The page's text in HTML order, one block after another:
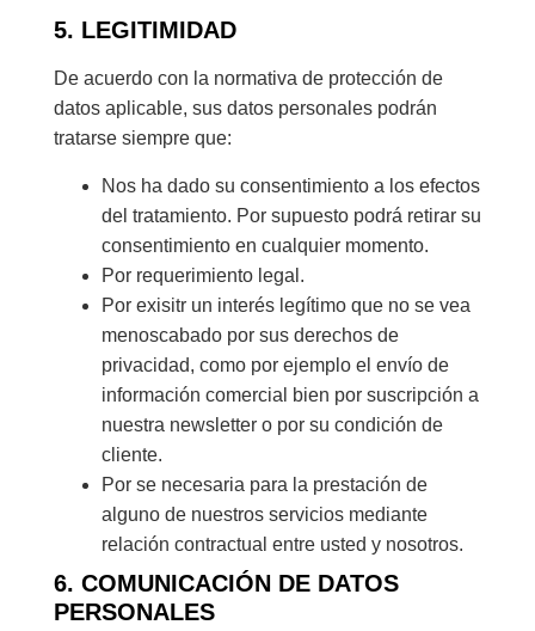
5. LEGITIMIDAD
De acuerdo con la normativa de protección de
datos aplicable, sus datos personales podrán
tratarse siempre que:
Nos ha dado su consentimiento a los efectos
del tratamiento. Por supuesto podrá retirar su
consentimiento en cualquier momento.
Por requerimiento legal.
Por exisitr un interés legítimo que no se vea
menoscabado por sus derechos de
privacidad, como por ejemplo el envío de
información comercial bien por suscripción a
nuestra newsletter o por su condición de
cliente.
Por se necesaria para la prestación de
alguno de nuestros servicios mediante
relación contractual entre usted y nosotros.
6. COMUNICACIÓN DE DATOS
PERSONALES